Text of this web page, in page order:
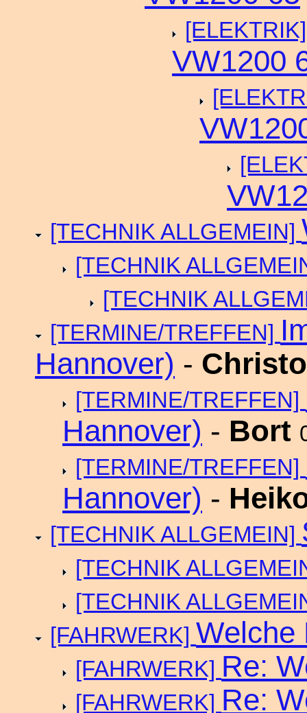
VW1200
[TECHNIK ALLGEMEIN]
[TECHNIK
[TECHNIK
[TERMINE/TREFFEN]
Hannover) -
[TERMINE/TREFFEN]
Hannover) - Bort
[TERMINE/TREFFEN]
Hannover) -
[TECHNIK ALLGEMEIN]
[TECHNIK
[TECHNIK
[FAHRWERK] Welche
[FAHRWERK] Re:
[FAHRWERK] Re: